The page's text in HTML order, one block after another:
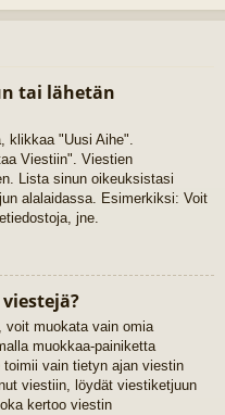
tai lähetän
klikkaa "Uusi Aihe".
Viestiin". Viestien
Lista sinun oikeuksistasi
alalaidassa. Esimerkiksi: Voit
jne.
voit muokata vain omia
muokkaa-painiketta
vain tietyn ajan viestin
viestiin, löydät viestiketjuun
kertoo viestin